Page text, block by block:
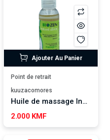
Ajouter Au Panier
Point de retrait
kuuzacomores
Huile de massage Instant Divin BIOZEN
2.000 KMF